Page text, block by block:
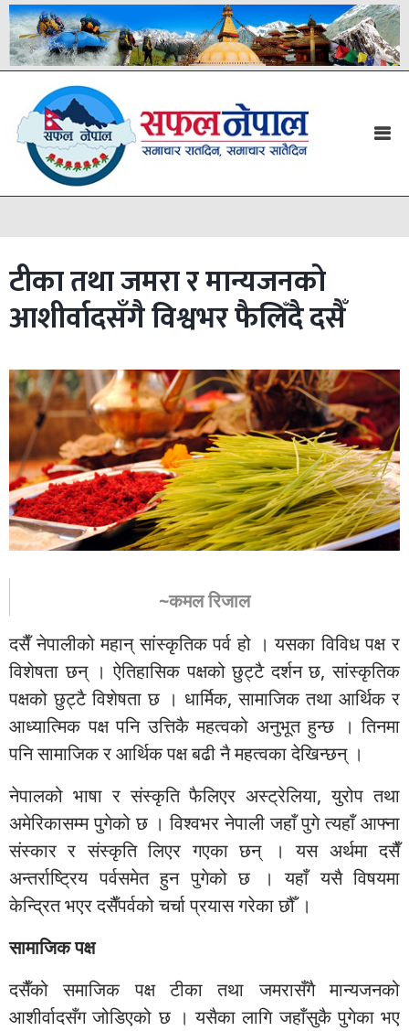
टीका तथा जमरा र मान्यजनको
आशीर्वादसँगै विश्वभर फैलिँदै दसैँ
~कमल रिजाल
दसैँ नेपालीको महान् सांस्कृतिक पर्व हो । यसका विविध पक्ष र
विशेषता छन् । ऐतिहासिक पक्षको छुट्टै दर्शन छ, सांस्कृतिक
पक्षको छुट्टै विशेषता छ । धार्मिक, सामाजिक तथा आर्थिक र
आध्यात्मिक पक्ष पनि उत्तिकै महत्वको अनुभूत हुन्छ । तिनमा
पनि सामाजिक र आर्थिक पक्ष बढी नै महत्वका देखिन्छन् ।
नेपालको भाषा र संस्कृति फैलिएर अस्ट्रेलिया, युरोप तथा
अमेरिकासम्म पुगेको छ । विश्वभर नेपाली जहाँ पुगे त्यहाँ आफ्ना
संस्कार र संस्कृति लिएर गएका छन् । यस अर्थमा दसैँ
अन्तर्राष्ट्रिय पर्वसमेत हुन पुगेको छ । यहाँ यसै विषयमा
केन्द्रित भएर दसैँपर्वको चर्चा प्रयास गरेका छौँ ।
सामाजिक पक्ष
दसैँको समाजिक पक्ष टीका तथा जमरासँगै मान्यजनको
आशीर्वादसँग जोडिएको छ । यसैका लागि जहाँसुकै पुगेका भए